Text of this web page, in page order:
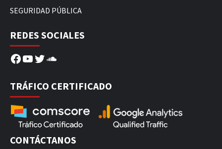
SEGURIDAD PÚBLICA
REDES SOCIALES
Facebook
YouTube
Twitter
SoundCloud
TRÁFICO CERTIFICADO
CONTÁCTANOS